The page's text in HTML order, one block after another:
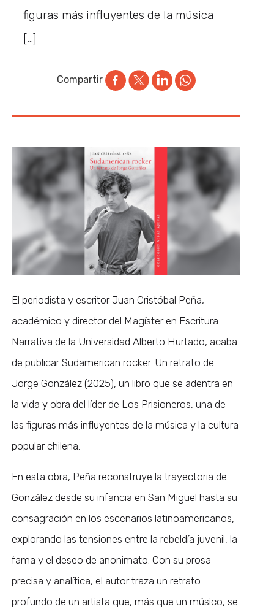
figuras más influyentes de la música
[…]
Compartir
El periodista y escritor Juan Cristóbal Peña,
académico y director del Magíster en Escritura
Narrativa de la Universidad Alberto Hurtado, acaba
de publicar Sudamerican rocker. Un retrato de
Jorge González (2025), un libro que se adentra en
la vida y obra del líder de Los Prisioneros, una de
las figuras más influyentes de la música y la cultura
popular chilena.
En esta obra, Peña reconstruye la trayectoria de
González desde su infancia en San Miguel hasta su
consagración en los escenarios latinoamericanos,
explorando las tensiones entre la rebeldía juvenil, la
fama y el deseo de anonimato. Con su prosa
precisa y analítica, el autor traza un retrato
profundo de un artista que, más que un músico, se